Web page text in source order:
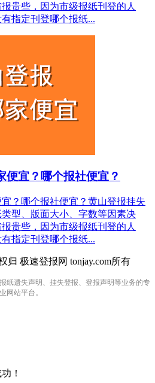
贵些，因为市级报纸刊登的人
指定刊登哪个报纸...
便宜？哪个报社便宜？
？哪个报社便宜？黄山登报挂失
型、版面大小、字数等因素决
贵些，因为市级报纸刊登的人
指定刊登哪个报纸...
归 极速登报网 tonjay.com所有
纸遗失声明、挂失登报、登报声明等业务的专
业网站平台。
！